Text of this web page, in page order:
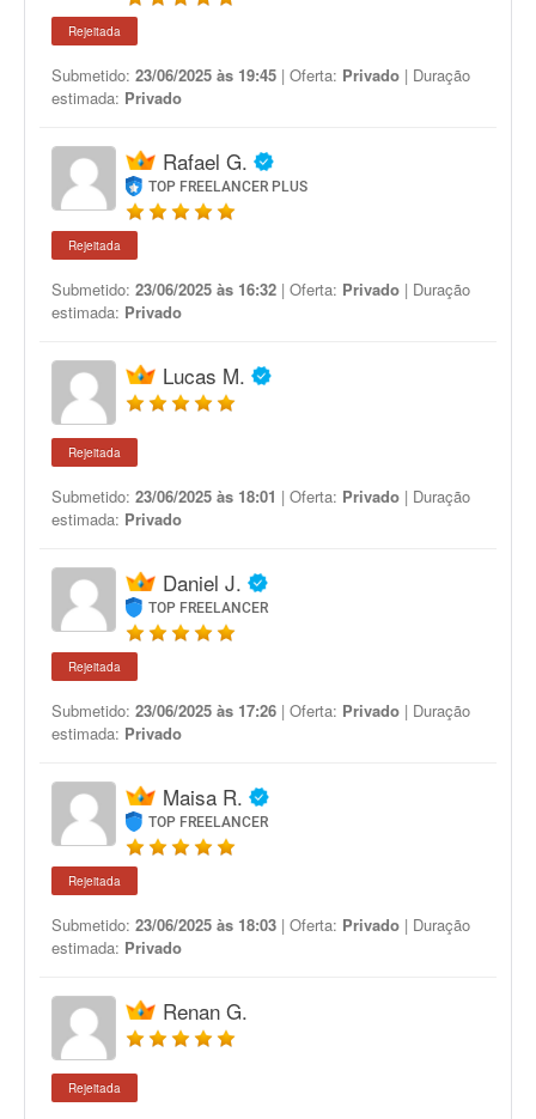
Rejeitada
Submetido: 23/06/2025 às 19:45 | Oferta: Privado | Duração
estimada: Privado
Rafael G.
TOP FREELANCER PLUS
Rejeitada
Submetido: 23/06/2025 às 16:32 | Oferta: Privado | Duração
estimada: Privado
Lucas M.
Rejeitada
Submetido: 23/06/2025 às 18:01 | Oferta: Privado | Duração
estimada: Privado
Daniel J.
TOP FREELANCER
Rejeitada
Submetido: 23/06/2025 às 17:26 | Oferta: Privado | Duração
estimada: Privado
Maisa R.
TOP FREELANCER
Rejeitada
Submetido: 23/06/2025 às 18:03 | Oferta: Privado | Duração
estimada: Privado
Renan G.
Rejeitada